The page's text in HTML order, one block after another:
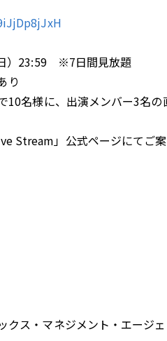
）23:59 ※7日間見放題
り
名様に、出演メンバー3名の
Stream」公式ページにてご案
ス・マネジメント・エージ